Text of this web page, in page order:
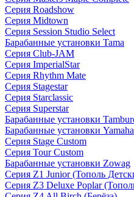
Серия Roadshow
Серия Midtown
Серия Session Studio Select
Барабанные установки Tama
Серия Club-JAM
Серия ImperialStar
Серия Rhythm Mate
Серия Stagestar
Серия Starclassic
Серия Superstar
Барабанные установки
Барабанные установки Yamaha
Серия Stage Custom
Серия Tour Custom
Барабанные установки Zowag
Серия Z1 Junior (Тополь
Серия Z3 Deluxe Poplar